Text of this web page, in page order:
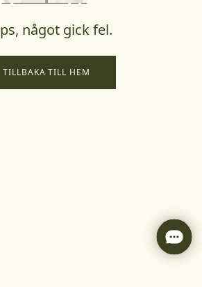
något gick fel.
TILLBAKA TILL HEM